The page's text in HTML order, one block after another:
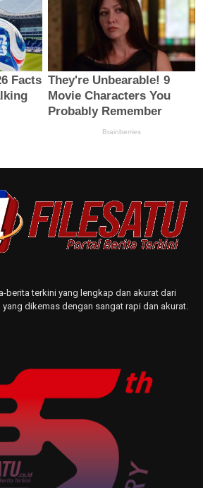
berita terkini yang lengkap dan akurat dari
dikemas dengan sangat rapi dan akurat.